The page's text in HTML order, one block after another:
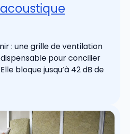
: une grille de ventilation
pour concilier
bloque jusqu’à 42 dB de